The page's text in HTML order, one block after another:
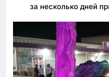
за несколько дней